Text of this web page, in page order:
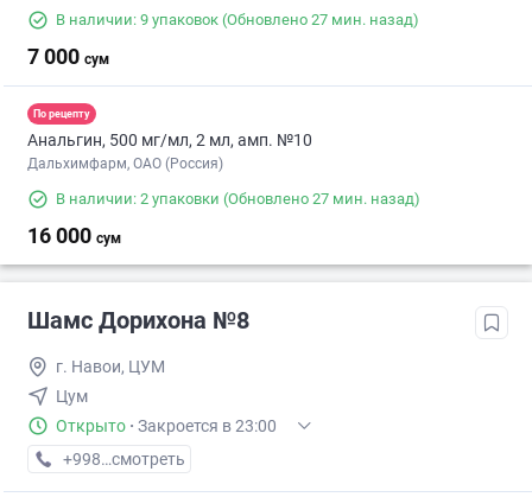
В наличии: 9 упаковок (Обновлено 27 мин. назад)
7 000 сум
По рецепту
Анальгин, 500 мг/мл, 2 мл, амп. №10
Дальхимфарм, ОАО (Россия)
В наличии: 2 упаковки (Обновлено 27 мин. назад)
16 000 сум
Шамс Дорихона №8
г. Навои, ЦУМ
Цум
Открыто · Закроется в 23:00
+998 (79) XXX-XX-XX
смотреть